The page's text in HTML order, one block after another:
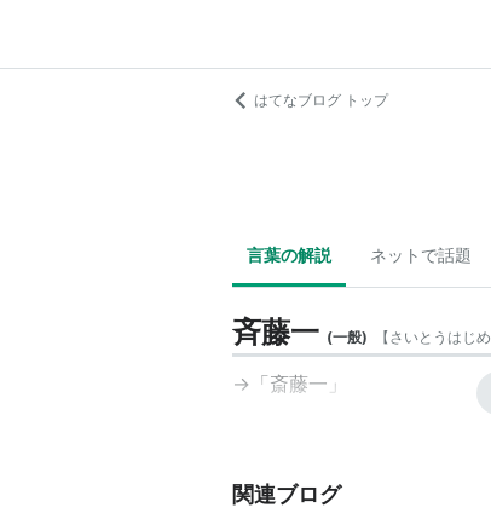
はてなブログ トップ
言葉の解説 ネットで話題
斉藤一 (一般) 【さいとうはじめ
→「斎藤一」
関連ブログ